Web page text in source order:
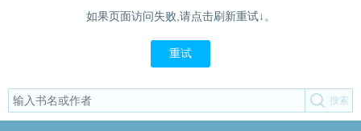
如果页面访问失败,请点击刷新重试↓。
重试